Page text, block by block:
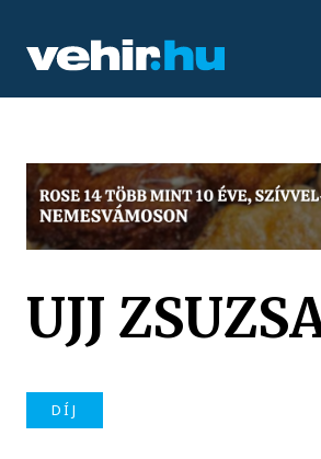
UJJ
DÍJ